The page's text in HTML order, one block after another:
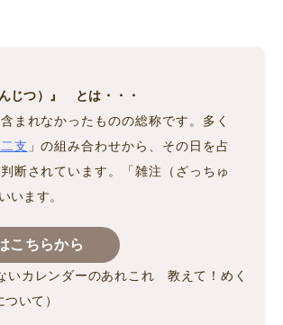
んじつ）』 とは・・・
まれなかったものの総称です。多く
支 」の組み合わせから、その日を占
断されています。「雑注（ざっちゅ
います。
こちらから
いカレンダーのあれこれ 教えて！めく
いて）